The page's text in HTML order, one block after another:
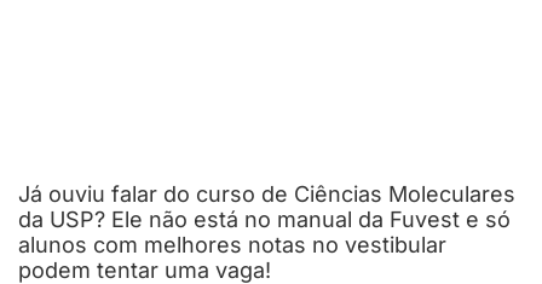
Já ouviu falar do curso de Ciências Moleculares
da USP? Ele não está no manual da Fuvest e só
alunos com melhores notas no vestibular
podem tentar uma vaga!